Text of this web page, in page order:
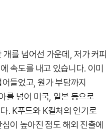
를 넘어선 가운데, 저가 커피
속도를 내고 있습니다. 이미
들었고, 원가 부담까지
를 넘어 미국, 일본 등으로
. K푸드와 K컬처의 인기로
이 높아진 점도 해외 진출에